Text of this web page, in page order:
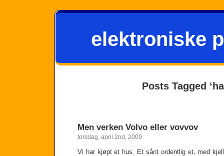
elektroniske
Posts Tagged
Men verken Volvo eller vovvov
torsdag, april 2nd, 2009
Vi har kjøpt et hus. Et sånt ordentlig et, med